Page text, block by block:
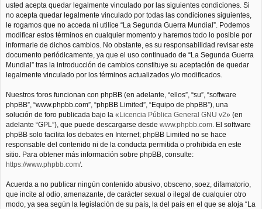
usted acepta quedar legalmente vinculado por las siguientes condiciones. Si
no acepta quedar legalmente vinculado por todas las condiciones siguientes,
le rogamos que no acceda ni utilice “La Segunda Guerra Mundial”. Podemos
modificar estos términos en cualquier momento y haremos todo lo posible por
informarle de dichos cambios. No obstante, es su responsabilidad revisar este
documento periódicamente, ya que el uso continuado de “La Segunda Guerra
Mundial” tras la introducción de cambios constituye su aceptación de quedar
legalmente vinculado por los términos actualizados y/o modificados.
Nuestros foros funcionan con phpBB (en adelante, “ellos”, “su”, “software
phpBB”, “www.phpbb.com”, “phpBB Limited”, “Equipo de phpBB”), una
solución de foro publicada bajo la «Licencia Pública General GNU v2» (en
adelante “GPL”), que puede descargarse desde www.phpbb.com. El software
phpBB solo facilita los debates en Internet; phpBB Limited no se hace
responsable del contenido ni de la conducta permitida o prohibida en este
sitio. Para obtener más información sobre phpBB, consulte:
https://www.phpbb.com/.
Acuerda a no publicar ningún contenido abusivo, obsceno, soez, difamatorio,
que incite al odio, amenazante, de carácter sexual o ilegal de cualquier otro
modo, ya sea según la legislación de su país, la del país en el que se aloja “La